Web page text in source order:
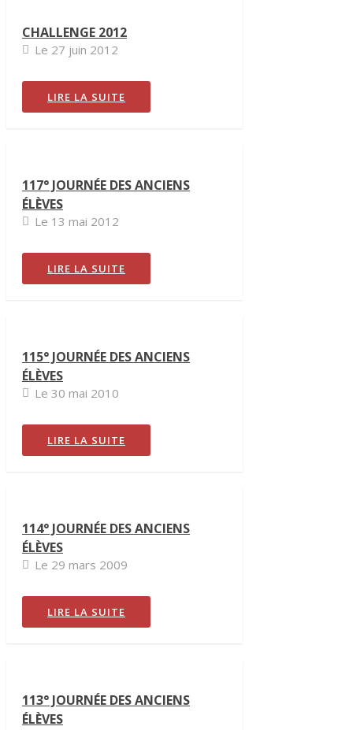
CHALLENGE 2012
Le 27 juin 2012
LIRE LA SUITE
117° JOURNÉE DES ANCIENS
ÉLÈVES
Le 13 mai 2012
LIRE LA SUITE
115° JOURNÉE DES ANCIENS
ÉLÈVES
Le 30 mai 2010
LIRE LA SUITE
114° JOURNÉE DES ANCIENS
ÉLÈVES
Le 29 mars 2009
LIRE LA SUITE
113° JOURNÉE DES ANCIENS
ÉLÈVES